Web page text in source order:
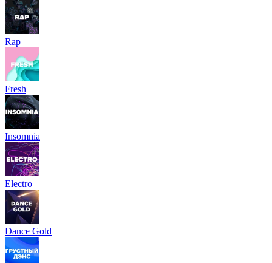
Rap
Fresh
Insomnia
Electro
Dance Gold